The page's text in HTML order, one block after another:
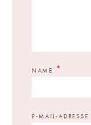
NAME *
E-MAIL-ADRESSE